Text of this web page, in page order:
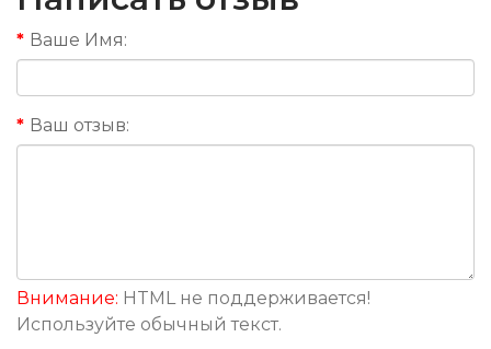
Ваше Имя:
Ваш отзыв:
Внимание: HTML не поддерживается!
Используйте обычный текст.